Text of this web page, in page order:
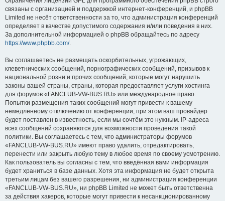
связаны с организацией и поддержкой интернет-конференций, и phpBB
Limited не несёт ответственности за то, что администрация конференций
определяет в качестве допустимого содержания и/или поведения в них.
За дополнительной информацией о phpBB обращайтесь по адресу
https://www.phpbb.com/.
Вы соглашаетесь не размещать оскорбительных, угрожающих,
клеветнических сообщений, порнографических сообщений, призывов к
национальной розни и прочих сообщений, которые могут нарушить
законы вашей страны, страны, которая предоставляет услуги хостинга
для форумов «FANCLUB-VW-BUS.RU» или международное право.
Попытки размещения таких сообщений могут привести к вашему
немедленному отключению от конференции, при этом ваш провайдер
будет поставлен в известность, если мы сочтём это нужным. IP-адреса
всех сообщений сохраняются для возможности проведения такой
политики. Вы соглашаетесь с тем, что администраторы форумов
«FANCLUB-VW-BUS.RU» имеют право удалить, отредактировать,
перенести или закрыть любую тему в любое время по своему усмотрению.
Как пользователь вы согласны с тем, что введённая вами информация
будет храниться в базе данных. Хотя эта информация не будет открыта
третьим лицам без вашего разрешения, ни администрация конференции
«FANCLUB-VW-BUS.RU», ни phpBB Limited не может быть ответственна
за действия хакеров, которые могут привести к несанкционированному